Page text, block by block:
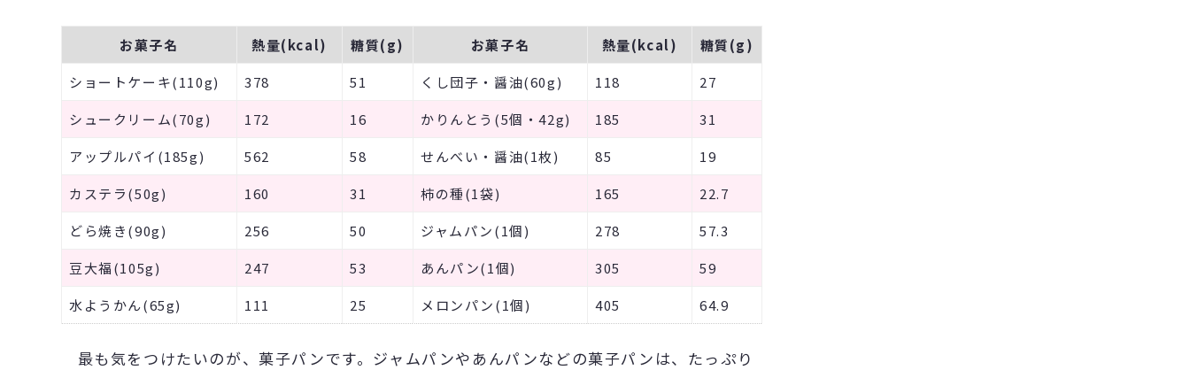
お菓子名 熱量(kcal) 糖質(g) お菓子名 熱量(kcal)
糖質(g)
ショートケーキ(110g)
378 51 くし団子・醤油(60g) 118
27
シュークリーム(70g)
172 16 かりんとう(5個・42g) 185
31
アップルパイ(185g)
562 58 せんべい・醤油(1枚) 85
19
カステラ(50g)
160 31 柿の種(1袋) 165
22.7
どら焼き(90g)
256 50 ジャムパン(1個) 278
57.3
豆大福(105g)
247 53 あんパン(1個) 305
59
水ようかん(65g)
111 25 メロンパン(1個) 405 64.9
最も気をつけたいのが、菓子パンです。ジャムパンやあんパンなどの菓子パンは、たっぷり